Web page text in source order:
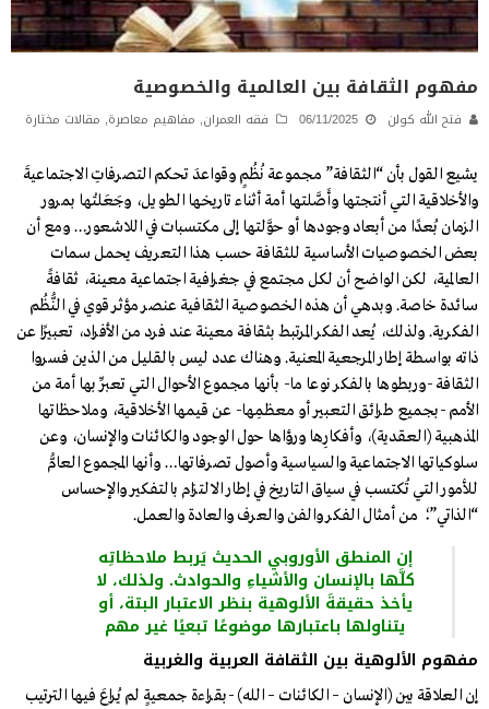
مفهوم الثقافة بين العالمية والخصوصية
فتح الله كولن 06/11/2025 فقه العمران, مفاهيم معاصرة, مقالات مختارة
يشيع القول بأن “الثقافة” مجموعة نُظُمٍ وقواعدَ تحكم التصرفاتِ الاجتماعيةَ
والأخلاقية التي أنتجتها وأَصَّلتها أمة أثناء تاريخها الطويل، وجَعَلتْها بمرور
الزمان بُعدًا من أبعاد وجودها أو حوَّلتها إلى مكتسبات في اللاشعور… ومع أن
بعض الخصوصيات الأساسية للثقافة حسب هذا التعريف يحمل سمات
العالمية، لكن الواضح أن لكل مجتمع في جغرافية اجتماعية معينة، ثقافةً
سائدة خاصة. وبدهي أن هذه الخصوصية الثقافية عنصر مؤثر قوي في النُّظُم
الفكرية. ولذلك، يُعد الفكر المرتبط بثقافة معينة عند فرد من الأفراد، تعبيرًا عن
ذاته بواسطة إطار المرجعية المعنية. وهناك عدد ليس بالقليل من الذين فسروا
الثقافة -وربطوها بالفكر نوعا ما- بأنها مجموع الأحوال التي تعبِّر بها أمة من
الأمم -بجميع طرائق التعبير أو معظمِها- عن قيمها الأخلاقية، وملاحظاتها
المذهبية (العقدية)، وأفكارِها ورؤاها حول الوجود والكائنات والإنسان، وعن
سلوكياتها الاجتماعية والسياسية وأصول تصرفاتها… وأنها المجموع العامُّ
للأمور التي تُكتسب في سياق التاريخ في إطار الالتزام بالتفكير والإحساس
“الذاتي”؛ من أمثال الفكر والفن والعرف والعادة والعمل.
إن المنطق الأوروبي الحديث يَربط ملاحظاتِه
كلَّها بالإنسان والأشياءِ والحوادث. ولذلك، لا
يأخذ حقيقةَ الألوهية بنظر الاعتبار البتة، أو
يتناولها باعتبارها موضوعًا تبعيًا غير مهم
مفهوم الألوهية بين الثقافة العربية والغربية
إن العلاقة بين (الإنسان – الكائنات – الله) -بقراءة جمعيةٍ لم يُراعَ فيها الترتيب